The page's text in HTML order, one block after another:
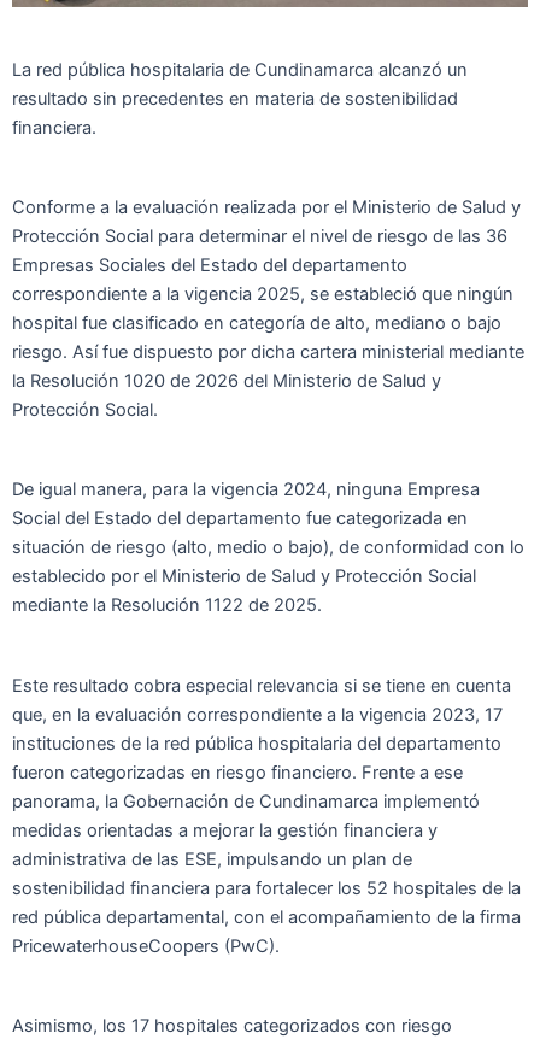
La red pública hospitalaria de Cundinamarca alcanzó un
resultado sin precedentes en materia de sostenibilidad
financiera.
Conforme a la evaluación realizada por el Ministerio de Salud y
Protección Social para determinar el nivel de riesgo de las 36
Empresas Sociales del Estado del departamento
correspondiente a la vigencia 2025, se estableció que ningún
hospital fue clasificado en categoría de alto, mediano o bajo
riesgo. Así fue dispuesto por dicha cartera ministerial mediante
la Resolución 1020 de 2026 del Ministerio de Salud y
Protección Social.
De igual manera, para la vigencia 2024, ninguna Empresa
Social del Estado del departamento fue categorizada en
situación de riesgo (alto, medio o bajo), de conformidad con lo
establecido por el Ministerio de Salud y Protección Social
mediante la Resolución 1122 de 2025.
Este resultado cobra especial relevancia si se tiene en cuenta
que, en la evaluación correspondiente a la vigencia 2023, 17
instituciones de la red pública hospitalaria del departamento
fueron categorizadas en riesgo financiero. Frente a ese
panorama, la Gobernación de Cundinamarca implementó
medidas orientadas a mejorar la gestión financiera y
administrativa de las ESE, impulsando un plan de
sostenibilidad financiera para fortalecer los 52 hospitales de la
red pública departamental, con el acompañamiento de la firma
PricewaterhouseCoopers (PwC).
Asimismo, los 17 hospitales categorizados con riesgo